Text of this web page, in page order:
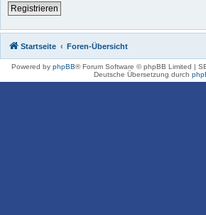
Registrieren
Startseite Foren-Übersicht
Powered by phpBB® Forum Software © phpBB Limited |
Deutsche Übersetzung durch